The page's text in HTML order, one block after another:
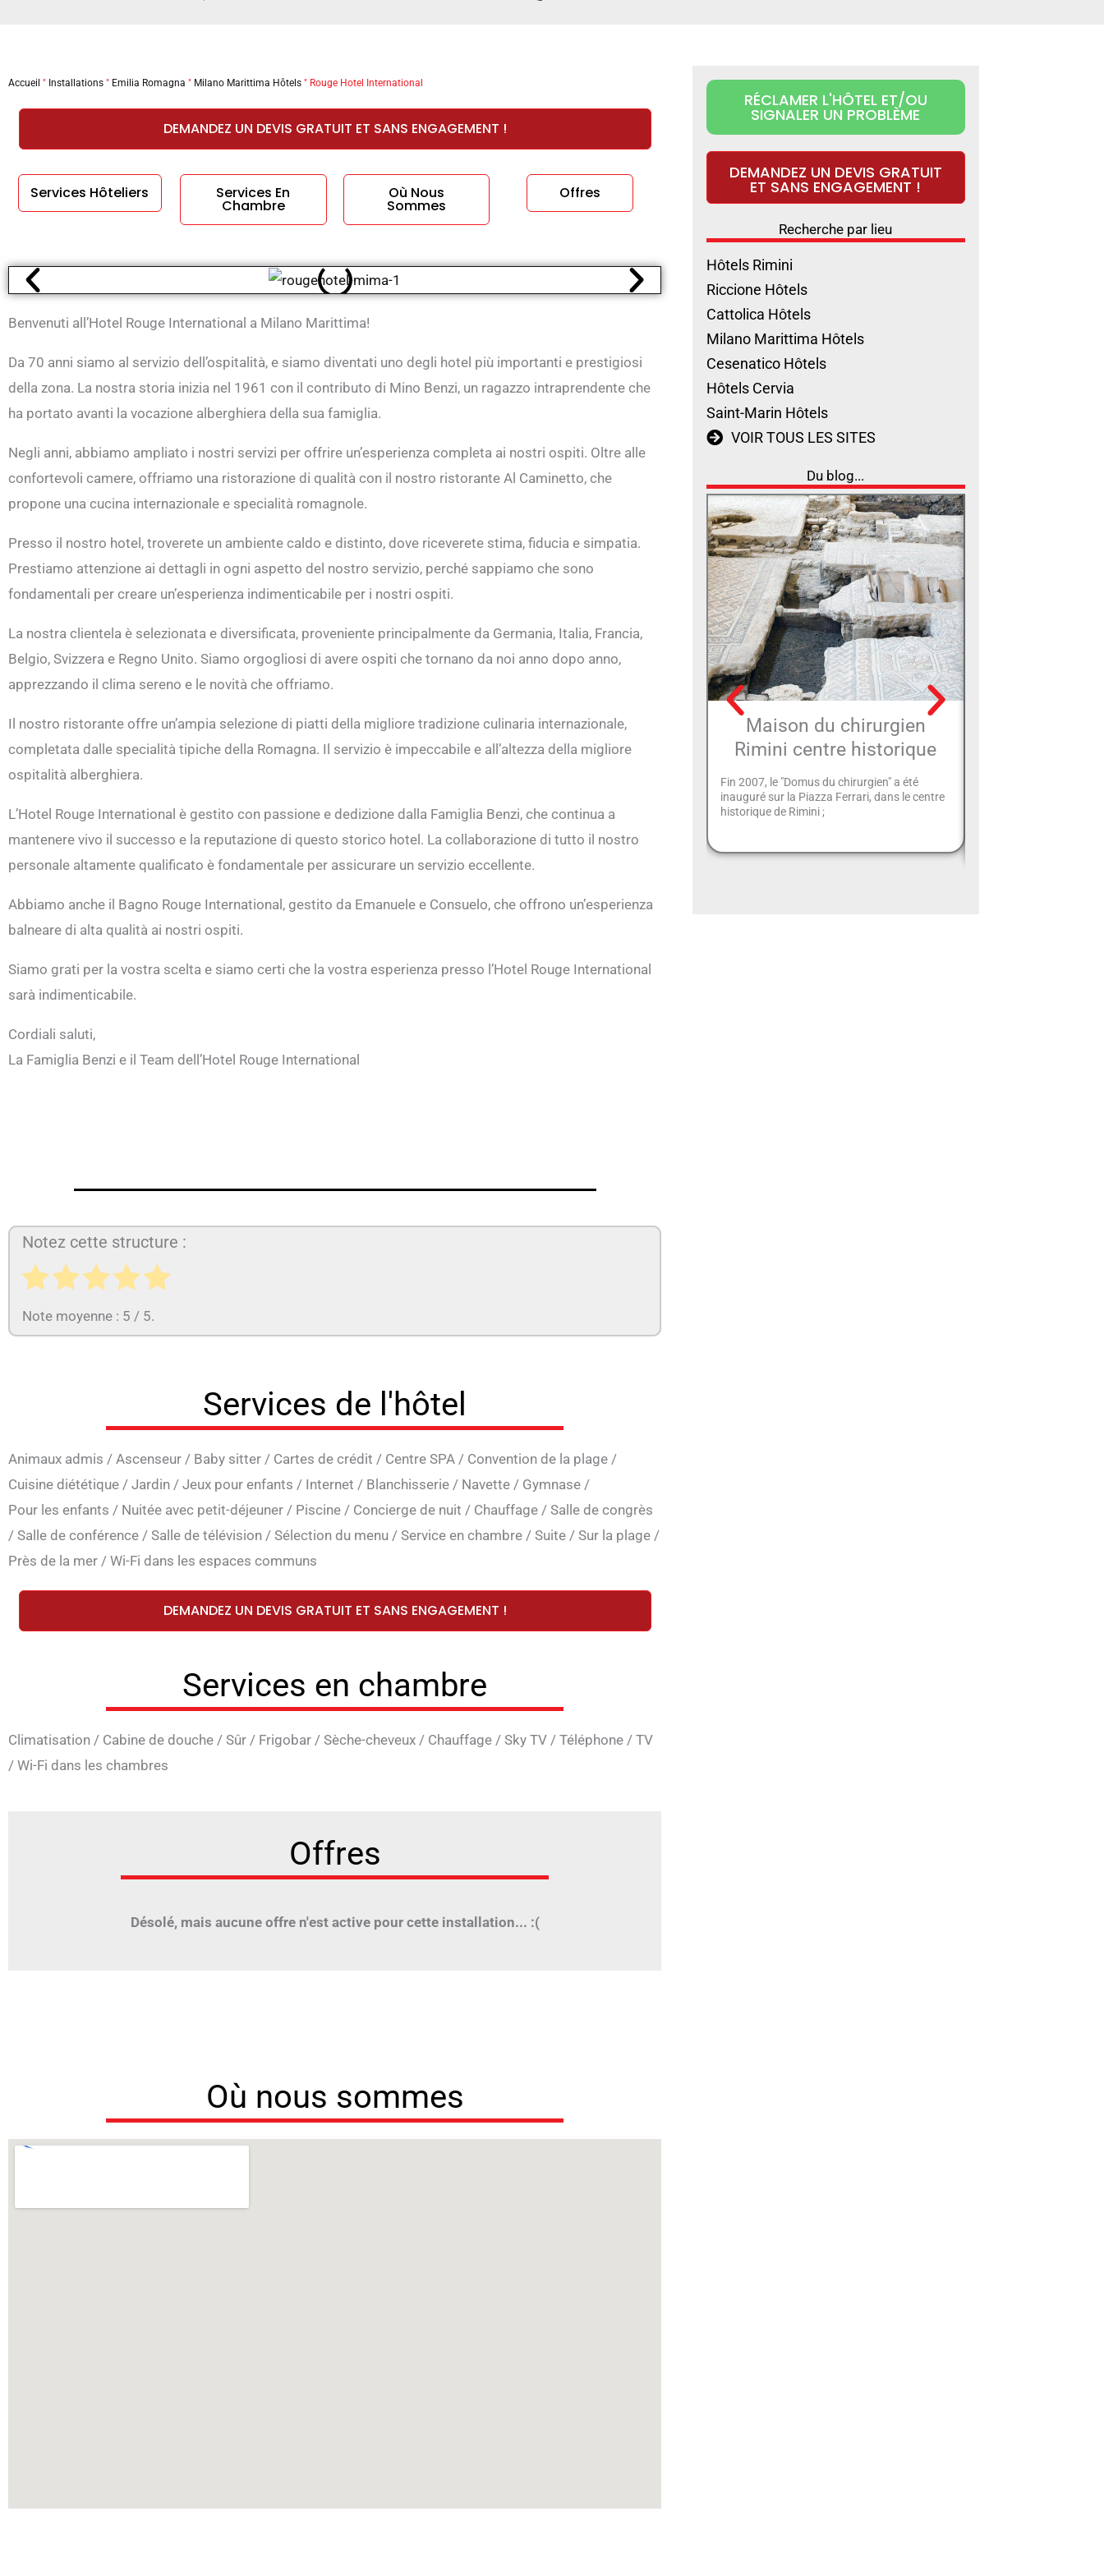
Accueil " Installations " Emilia Romagna " Milano Marittima Hôtels " Rouge Hotel International
DEMANDEZ UN DEVIS GRATUIT ET SANS ENGAGEMENT !
Services Hôteliers Services En
Chambre
Où Nous
Sommes
Offres
Benvenuti all’Hotel Rouge International a Milano Marittima!
Da 70 anni siamo al servizio dell’ospitalità, e siamo diventati uno degli hotel più importanti e prestigiosi
della zona. La nostra storia inizia nel 1961 con il contributo di Mino Benzi, un ragazzo intraprendente che
ha portato avanti la vocazione alberghiera della sua famiglia.
Negli anni, abbiamo ampliato i nostri servizi per offrire un’esperienza completa ai nostri ospiti. Oltre alle
confortevoli camere, offriamo una ristorazione di qualità con il nostro ristorante Al Caminetto, che
propone una cucina internazionale e specialità romagnole.
Presso il nostro hotel, troverete un ambiente caldo e distinto, dove riceverete stima, fiducia e simpatia.
Prestiamo attenzione ai dettagli in ogni aspetto del nostro servizio, perché sappiamo che sono
fondamentali per creare un’esperienza indimenticabile per i nostri ospiti.
La nostra clientela è selezionata e diversificata, proveniente principalmente da Germania, Italia, Francia,
Belgio, Svizzera e Regno Unito. Siamo orgogliosi di avere ospiti che tornano da noi anno dopo anno,
apprezzando il clima sereno e le novità che offriamo.
Il nostro ristorante offre un’ampia selezione di piatti della migliore tradizione culinaria internazionale,
completata dalle specialità tipiche della Romagna. Il servizio è impeccabile e all’altezza della migliore
ospitalità alberghiera.
L’Hotel Rouge International è gestito con passione e dedizione dalla Famiglia Benzi, che continua a
mantenere vivo il successo e la reputazione di questo storico hotel. La collaborazione di tutto il nostro
personale altamente qualificato è fondamentale per assicurare un servizio eccellente.
Abbiamo anche il Bagno Rouge International, gestito da Emanuele e Consuelo, che offrono un’esperienza
balneare di alta qualità ai nostri ospiti.
Siamo grati per la vostra scelta e siamo certi che la vostra esperienza presso l’Hotel Rouge International
sarà indimenticabile.
Cordiali saluti,
La Famiglia Benzi e il Team dell’Hotel Rouge International
Notez cette structure :
Note moyenne : 5 / 5.
Services de l'hôtel
Animaux admis / Ascenseur / Baby sitter / Cartes de crédit / Centre SPA / Convention de la plage /
Cuisine diététique / Jardin / Jeux pour enfants / Internet / Blanchisserie / Navette / Gymnase /
Pour les enfants / Nuitée avec petit-déjeuner / Piscine / Concierge de nuit / Chauffage / Salle de congrès
/ Salle de conférence / Salle de télévision / Sélection du menu / Service en chambre / Suite / Sur la plage /
Près de la mer / Wi-Fi dans les espaces communs
DEMANDEZ UN DEVIS GRATUIT ET SANS ENGAGEMENT !
Services en chambre
Climatisation / Cabine de douche / Sûr / Frigobar / Sèche-cheveux / Chauffage / Sky TV / Téléphone / TV
/ Wi-Fi dans les chambres
Offres
Désolé, mais aucune offre n'est active pour cette installation... :(
Où nous sommes
RÉCLAMER L'HÔTEL ET/OU
SIGNALER UN PROBLÈME
DEMANDEZ UN DEVIS GRATUIT
ET SANS ENGAGEMENT !
Recherche par lieu
Hôtels Rimini
Riccione Hôtels
Cattolica Hôtels
Milano Marittima Hôtels
Cesenatico Hôtels
Hôtels Cervia
Saint-Marin Hôtels
VOIR TOUS LES SITES
Du blog...
Maison du chirurgien
Rimini centre historique
Fin 2007, le "Domus du chirurgien" a été
inauguré sur la Piazza Ferrari, dans le centre
historique de Rimini ;